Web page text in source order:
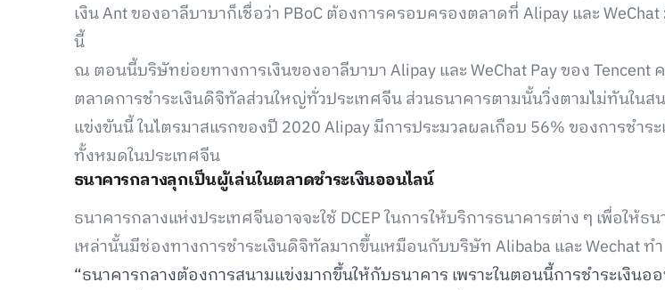
เงิน Ant ของอาลีบาบาก็เชื่อว่า PBoC ต้องการครอบครองตลาดที่ Alipay และ
นี้
ณ ตอนนี้บริษัทย่อยทางการเงินของอาลีบาบา Alipay และ WeChat Pay ของ Tencent
ตลาดการชำระเงินดิจิทัลส่วนใหญ่ทั่วประเทศจีน ส่วนธนาคารตามนั้นวิ่งตามไม่ทันในส
แข่งขันนี้ ในไตรมาสแรกของปี 2020 Alipay มีการประมวลผลเกือบ 56% ของการชำร
ทั้งหมดในประเทศจีน
ธนาคารกลางลุกเป็นผู้เล่นในตลาดชำระเงินออนไลน์
ธนาคารกลางแห่งประเทศจีนอาจจะใช้ DCEP ในการให้บริการธนาคารต่าง ๆ เพื่อให้ธ
เหล่านั้นมีช่องทางการชำระเงินดิจิทัลมากขึ้นเหมือนกับบริษัท Alibaba และ Wechat ทำ
“ธนาคารกลางต้องการสนามแข่งมากขึ้นให้กับธนาคาร เพราะในตอนนี้การชำระเงินอ